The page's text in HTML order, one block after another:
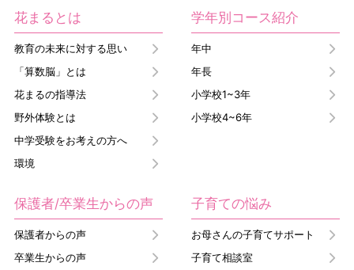
花まるとは
教育の未来に対する思い
「算数脳」とは
花まるの指導法
野外体験とは
中学受験をお考えの方へ
環境
学年別コース紹介
年中
年長
小学校1~3年
小学校4~6年
保護者/卒業生からの声
保護者からの声
卒業生からの声
子育ての悩み
お母さんの子育てサポート
子育て相談室